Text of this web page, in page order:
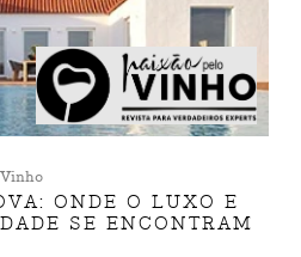
ONDE O LUXO E
SE ENCONTRAM